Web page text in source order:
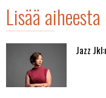
Lisää aiheesta
Jazz